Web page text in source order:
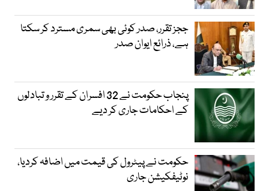
ججز تقرر، صدر کوئی بھی سمری مسترد کر سکتا
ہے، ذرائع ایوان صدر
پنجاب حکومت نے 32 افسران کے تقرر و تبادلوں
کے احکامات جاری کر دیے
حکومت نے پیٹرول کی قیمت میں اضافہ کردیا،
نوٹیفکیشن جاری